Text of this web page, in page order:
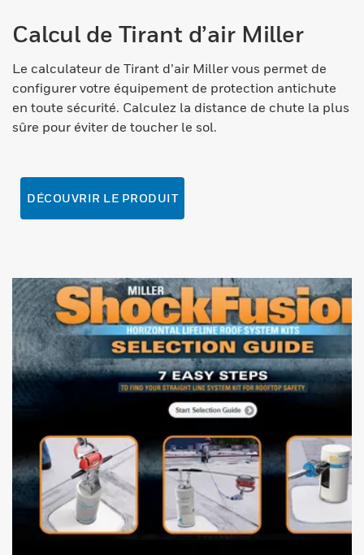
Calcul de Tirant d’air Miller
Le calculateur de Tirant d’air Miller vous permet de
configurer votre équipement de protection antichute
en toute sécurité. Calculez la distance de chute la plus
sûre pour éviter de toucher le sol.
DÉCOUVRIR LE PRODUIT